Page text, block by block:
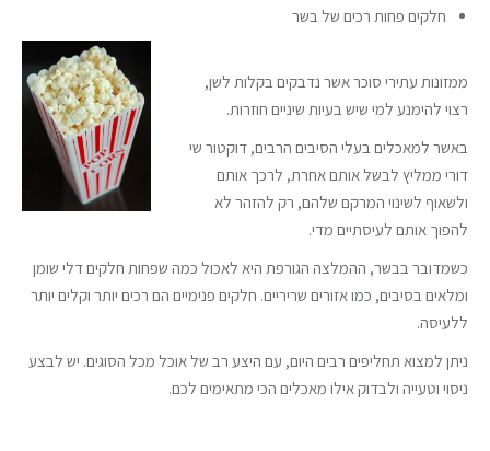
חלקים פחות רכים של בשר
ממזונות עתירי סוכר אשר נדבקים בקלות לשן,
רצוי להימנע למי שיש בעיות שיניים חוזרות.
באשר למאכלים בעלי הסיבים הרבים, דוקטור שי
דורי ממליץ לבשל אותם אחרת, לרכך אותם
ולשאוף לשינוי המרקם שלהם, רק להזהר לא
להפוך אותם לעיסתיים מדי.
כשמדובר בבשר, ההמלצה הגורפת היא לאכול כמה שפחות חלקים דלי שומן
ומלאים בסיבים, כמו אזורים שריריים. חלקים פנימיים הם רכים יותר וקלים יותר
ללעיסה.
ניתן למצוא תחליפים רבים היום, עם היצע רב של אוכל מכל הסוגים. יש לבצע
ניסוי וטעייה ולבדוק אילו מאכלים הכי מתאימים לכם.